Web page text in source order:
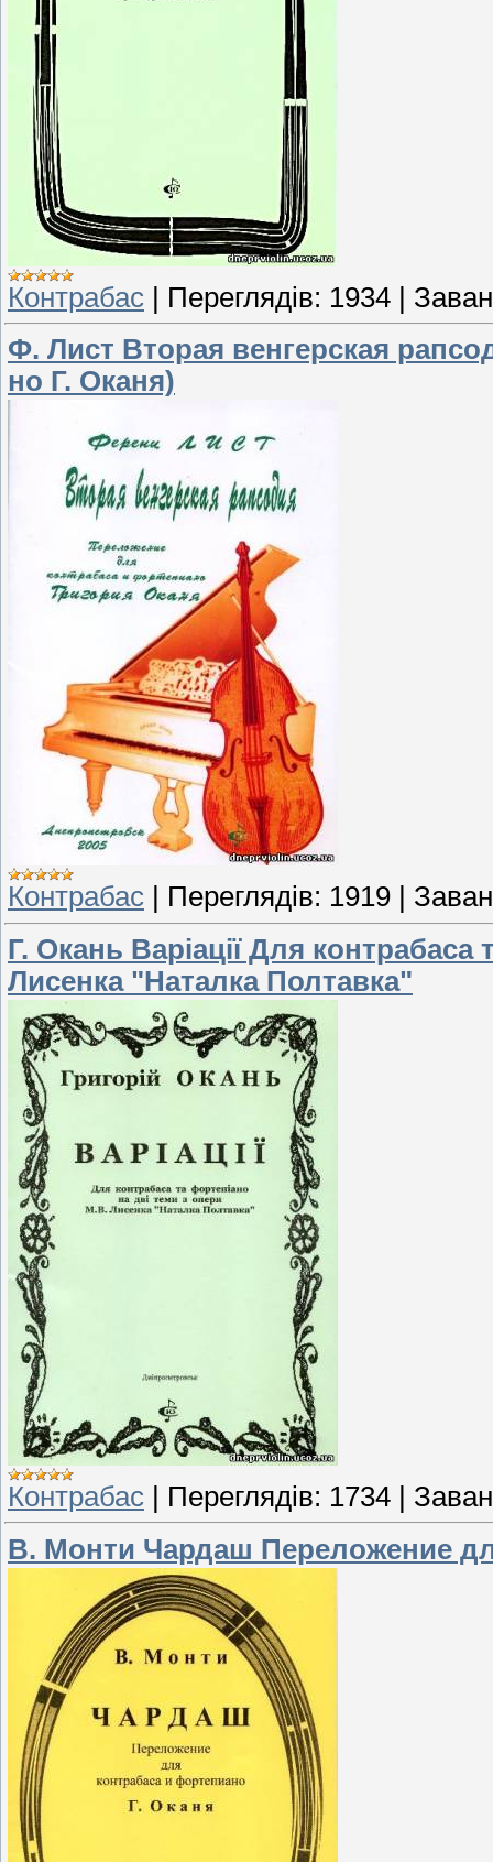
Контрабас | Переглядів: 1934 |
Ф. Лист Вторая венгерская
но Г. Оканя)
Контрабас Переглядів: 1919
Г. Окань Варіації Для
Лисенка "Наталка Полтавка"
Контрабас Переглядів: 1734
В. Монти Чардаш Переложение